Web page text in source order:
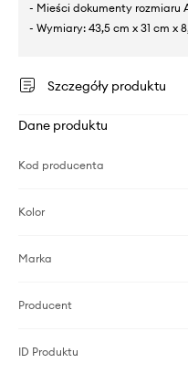
- Mieści dokumenty rozmiaru
- Wymiary: 43,5 cm x 31 cm x
Szczegóły produktu
Dane produktu
Kod producenta
Kolor
Marka
Producent
ID Produktu